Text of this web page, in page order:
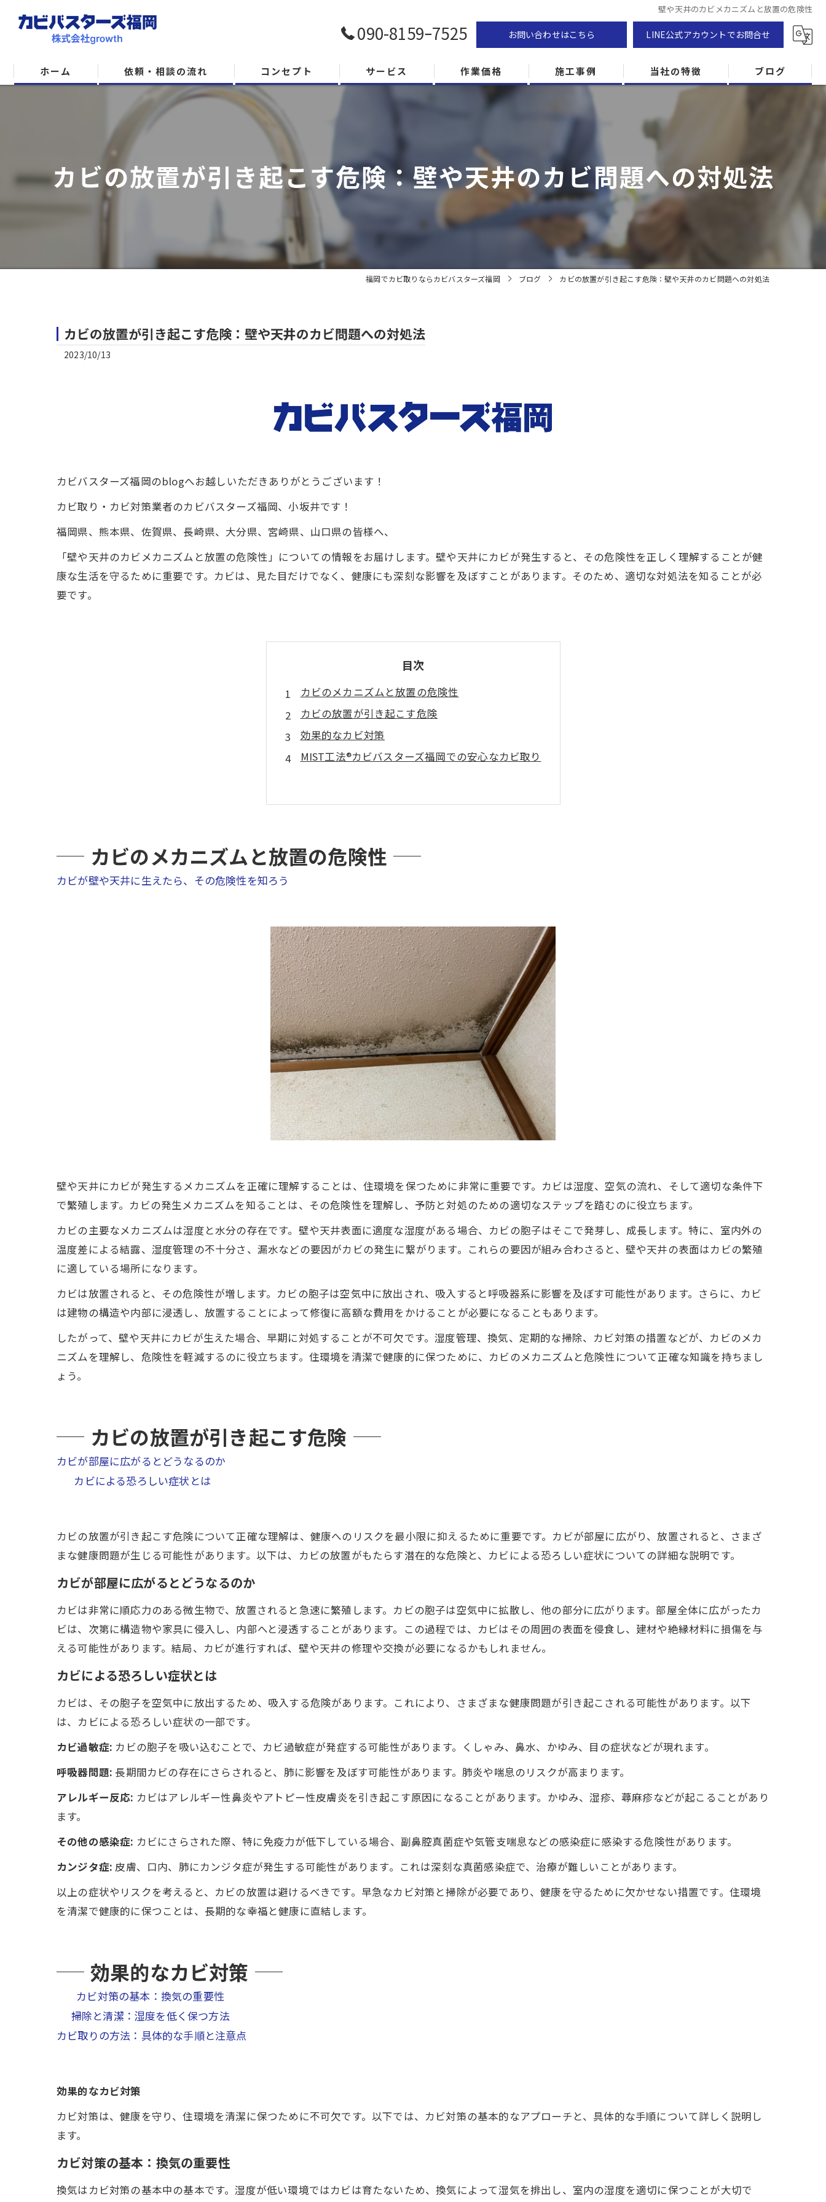
壁や天井のカビメカニズムと放置の危険性
090-8159ｰ7525 お問い合わせはこちら LINE公式アカウントでお問合せ
ホーム 依頼・相談の流れ コンセプト サービス 作業価格 施工事例 当社の特徴
防カビ
カビ専門
ZEH住宅
カビ検査
ブログ
カビの放置が引き起こす危険：壁や天井のカビ問題への対処法
福岡でカビ取りならカビバスターズ福岡 ブログ カビの放置が引き起こす危険：壁や天井のカビ問題への対処法
カビの放置が引き起こす危険：壁や天井のカビ問題への対処法
2023/10/13
カビバスターズ福岡のblogへお越しいただきありがとうございます！
カビ取り・カビ対策業者のカビバスターズ福岡、小坂井です！
福岡県、熊本県、佐賀県、長崎県、大分県、宮崎県、山口県の皆様へ、
「壁や天井のカビメカニズムと放置の危険性」についての情報をお届けします。壁や天井にカビが発生すると、その危険性を正しく理解することが健
康な生活を守るために重要です。カビは、見た目だけでなく、健康にも深刻な影響を及ぼすことがあります。そのため、適切な対処法を知ることが必
要です。
目次
カビのメカニズムと放置の危険性
カビの放置が引き起こす危険
効果的なカビ対策
MIST工法®カビバスターズ福岡での安心なカビ取り
カビのメカニズムと放置の危険性
カビが壁や天井に生えたら、その危険性を知ろう
壁や天井にカビが発生するメカニズムを正確に理解することは、住環境を保つために非常に重要です。カビは湿度、空気の流れ、そして適切な条件下
で繁殖します。カビの発生メカニズムを知ることは、その危険性を理解し、予防と対処のための適切なステップを踏むのに役立ちます。
カビの主要なメカニズムは湿度と水分の存在です。壁や天井表面に適度な湿度がある場合、カビの胞子はそこで発芽し、成長します。特に、室内外の
温度差による結露、湿度管理の不十分さ、漏水などの要因がカビの発生に繋がります。これらの要因が組み合わさると、壁や天井の表面はカビの繁殖
に適している場所になります。
カビは放置されると、その危険性が増します。カビの胞子は空気中に放出され、吸入すると呼吸器系に影響を及ぼす可能性があります。さらに、カビ
は建物の構造や内部に浸透し、放置することによって修復に高額な費用をかけることが必要になることもあります。
したがって、壁や天井にカビが生えた場合、早期に対処することが不可欠です。湿度管理、換気、定期的な掃除、カビ対策の措置などが、カビのメカ
ニズムを理解し、危険性を軽減するのに役立ちます。住環境を清潔で健康的に保つために、カビのメカニズムと危険性について正確な知識を持ちまし
ょう。
カビの放置が引き起こす危険
カビが部屋に広がるとどうなるのか
カビによる恐ろしい症状とは
カビの放置が引き起こす危険について正確な理解は、健康へのリスクを最小限に抑えるために重要です。カビが部屋に広がり、放置されると、さまざ
まな健康問題が生じる可能性があります。以下は、カビの放置がもたらす潜在的な危険と、カビによる恐ろしい症状についての詳細な説明です。
カビが部屋に広がるとどうなるのか
カビは非常に順応力のある微生物で、放置されると急速に繁殖します。カビの胞子は空気中に拡散し、他の部分に広がります。部屋全体に広がったカ
ビは、次第に構造物や家具に侵入し、内部へと浸透することがあります。この過程では、カビはその周囲の表面を侵食し、建材や絶縁材料に損傷を与
える可能性があります。結局、カビが進行すれば、壁や天井の修理や交換が必要になるかもしれません。
カビによる恐ろしい症状とは
カビは、その胞子を空気中に放出するため、吸入する危険があります。これにより、さまざまな健康問題が引き起こされる可能性があります。以下
は、カビによる恐ろしい症状の一部です。
カビ過敏症: カビの胞子を吸い込むことで、カビ過敏症が発症する可能性があります。くしゃみ、鼻水、かゆみ、目の症状などが現れます。
呼吸器問題: 長期間カビの存在にさらされると、肺に影響を及ぼす可能性があります。肺炎や喘息のリスクが高まります。
アレルギー反応: カビはアレルギー性鼻炎やアトピー性皮膚炎を引き起こす原因になることがあります。かゆみ、湿疹、蕁麻疹などが起こることがあり
ます。
その他の感染症: カビにさらされた際、特に免疫力が低下している場合、副鼻腔真菌症や気管支喘息などの感染症に感染する危険性があります。
カンジタ症:皮膚、口内、肺にカンジタ症が発生する可能性があります。これは深刻な真菌感染症で、治療が難しいことがあります。
以上の症状やリスクを考えると、カビの放置は避けるべきです。早急なカビ対策と掃除が必要であり、健康を守るために欠かせない措置です。住環境
を清潔で健康的に保つことは、長期的な幸福と健康に直結します。
効果的なカビ対策
カビ対策の基本：換気の重要性
掃除と清潔：湿度を低く保つ方法
カビ取りの方法：具体的な手順と注意点
効果的なカビ対策
カビ対策は、健康を守り、住環境を清潔に保つために不可欠です。以下では、カビ対策の基本的なアプローチと、具体的な手順について詳しく説明し
ます。
カビ対策の基本：換気の重要性
換気はカビ対策の基本中の基本です。湿度が低い環境ではカビは育たないため、換気によって湿気を排出し、室内の湿度を適切に保つことが大切で